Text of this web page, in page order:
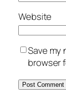
Website
Save my
browser